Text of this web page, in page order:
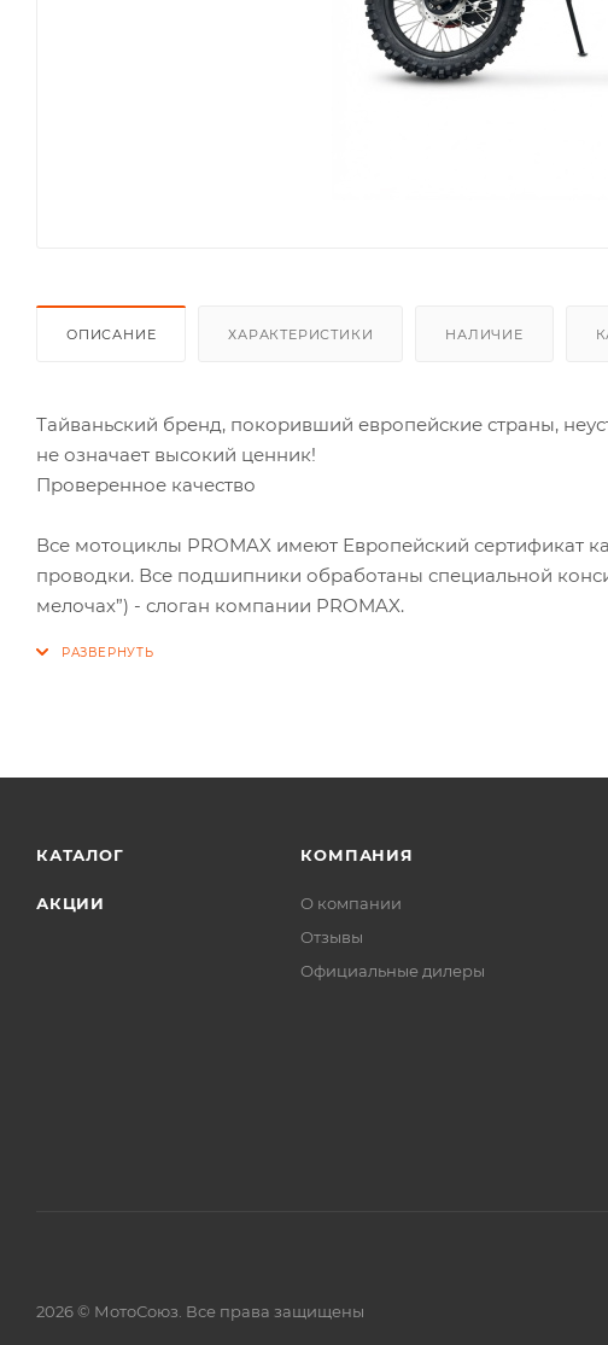
ОПИСАНИЕ ХАРАКТЕРИСТИКИ НАЛИЧИЕ
Тайваньский бренд, покоривший европейские страны,
не означает высокий ценник!
Проверенное качество
Все мотоциклы PROMAX имеют Европейский сертификат
проводки. Все подшипники обработаны специальной
мелочах”) - слоган компании PROMAX.
КАТАЛОГ
АКЦИИ
КОМПАНИЯ
О компании
Отзывы
Официальные дилеры
2026 © МотоСоюз. Все права защищены